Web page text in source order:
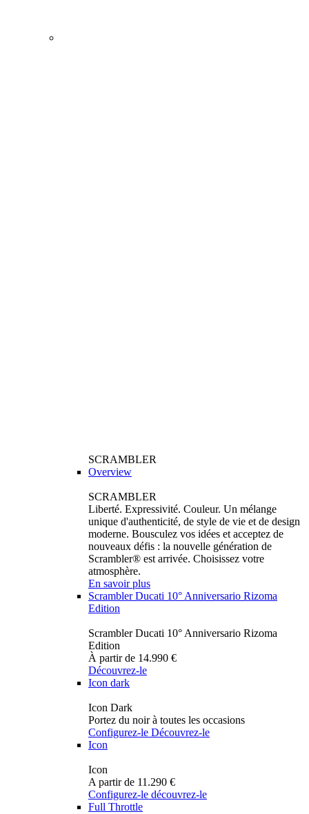
SCRAMBLER
Overview
SCRAMBLER
Liberté. Expressivité. Couleur. Un mélange
unique d'authenticité, de style de vie et de design
moderne. Bousculez vos idées et acceptez de
nouveaux défis : la nouvelle génération de
Scrambler® est arrivée. Choisissez votre
atmosphère.
En savoir plus
Scrambler Ducati 10° Anniversario Rizoma
Edition
Scrambler Ducati 10° Anniversario Rizoma
Edition
À partir de 14.990 €
Découvrez-le
Icon dark
Icon Dark
Portez du noir à toutes les occasions
Configurez-le Découvrez-le
Icon
Icon
A partir de 11.290 €
Configurez-le découvrez-le
Full Throttle